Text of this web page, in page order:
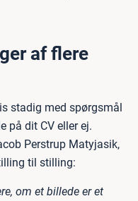
af flere
stadig med spørgsmål
på dit CV eller ej.
Perstrup Matyjasik,
til stilling:
om et billede er et